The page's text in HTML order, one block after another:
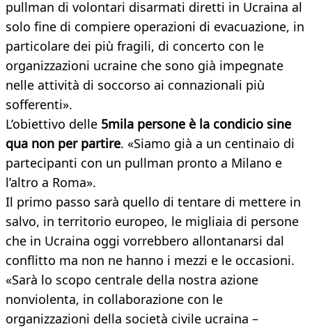
pullman di volontari disarmati diretti in Ucraina al
solo fine di compiere operazioni di evacuazione, in
particolare dei più fragili, di concerto con le
organizzazioni ucraine che sono già impegnate
nelle attività di soccorso ai connazionali più
sofferenti».
L’obiettivo delle 5mila persone è la condicio sine
qua non per partire. «Siamo già a un centinaio di
partecipanti con un pullman pronto a Milano e
l’altro a Roma».
Il primo passo sarà quello di tentare di mettere in
salvo, in territorio europeo, le migliaia di persone
che in Ucraina oggi vorrebbero allontanarsi dal
conflitto ma non ne hanno i mezzi e le occasioni.
«Sarà lo scopo centrale della nostra azione
nonviolenta, in collaborazione con le
organizzazioni della società civile ucraina –